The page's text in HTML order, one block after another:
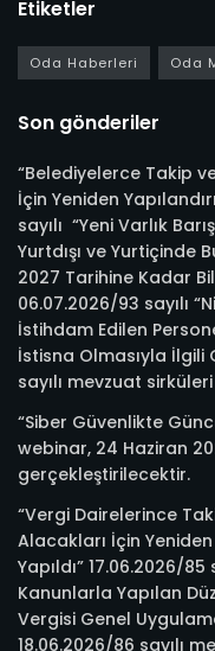
Etiketler
Oda Haberleri Oda
Son gönderiler
“Belediyelerce Takip
İçin Yeniden
sayılı “Yeni Varlık
Yurtdışı ve Yurtiçinde
2027 Tarihine Kadar
06.07.2026/93 sayılı
İstihdam Edilen
İstisna Olmasıyla İlgili
sayılı mevzuat sirküleri
“Siber Güvenlikte
webinar, 24 Haziran
gerçekleştirilecektir.
“Vergi Dairelerince
Alacakları İçin
Yapıldı” 17.06.2026/85
Kanunlarla Yapılan
Vergisi Genel
18.06.2026/86 sayılı